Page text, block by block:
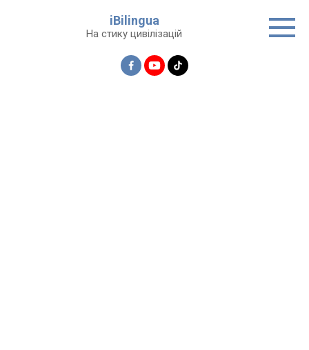
iBilingua
На стику цивілізацій